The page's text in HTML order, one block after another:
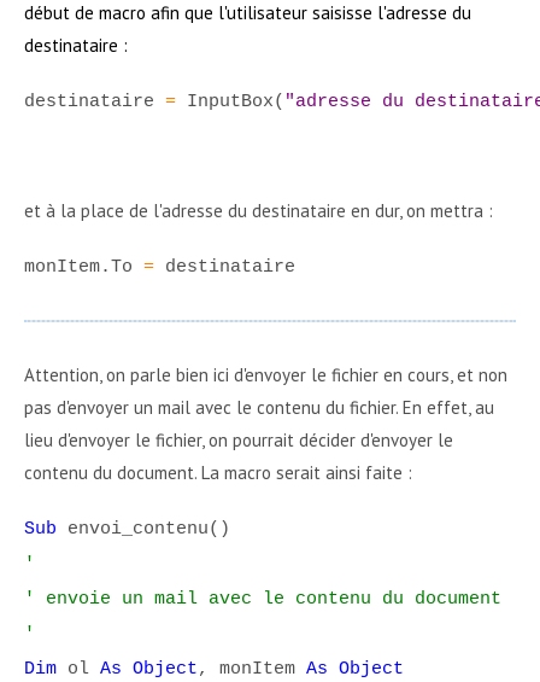
début de macro afin que l'utilisateur saisisse l'adresse du
destinataire :
destinataire = InputBox( "adresse du
et à la place de l'adresse du destinataire en dur, on mettra :
monItem.To = destinataire
Attention, on parle bien ici d'envoyer le fichier en cours, et non
pas d'envoyer un mail avec le contenu du fichier. En effet, au
lieu d'envoyer le fichier, on pourrait décider d'envoyer le
contenu du document. La macro serait ainsi faite :
Sub envoi_contenu()
'
' envoie un mail avec le contenu du document
'
Dim ol As Object, monItem As Object